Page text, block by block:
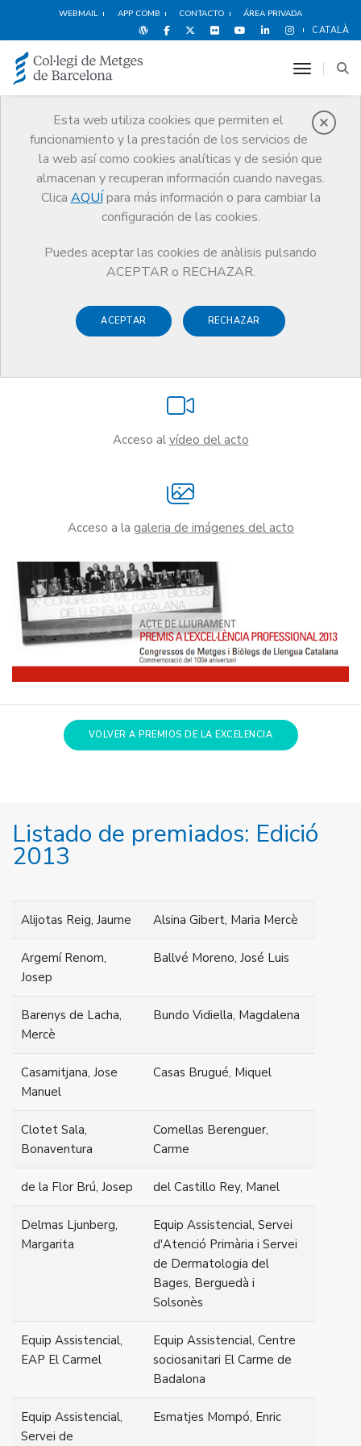
WEBMAIL APP COMB CONTACTO ÁREA PRIVADA
CATALÀ
Esta web utiliza cookies que permiten el
funcionamiento y la prestación de los servicios de
la web así como cookies analíticas y de sesión que
almacenan y recuperan información cuando navegas.
Clica AQUÍ para más información o para cambiar la
configuración de las cookies.
Puedes aceptar las cookies de anàlisis pulsando
ACEPTAR o RECHAZAR.
ACEPTAR RECHAZAR
toggle
Premios
El CoMB Premios Edició 2013
Premios Edició 2013
Acceso al vídeo del acto
Acceso a la galeria de imágenes del acto
VOLVER A PREMIOS DE LA EXCELENCIA
Listado de premiados: Edició
2013
Alijotas Reig, Jaume Alsina Gibert, Maria Mercè
Argemí Renom,
Josep
Ballvé Moreno, José Luis
Barenys de Lacha,
Mercè
Bundo Vidiella, Magdalena
Casamitjana, Jose
Manuel
Casas Brugué, Miquel
Clotet Sala,
Bonaventura
Comellas Berenguer,
Carme
de la Flor Brú, Josep del Castillo Rey, Manel
Delmas Ljunberg,
Margarita
Equip Assistencial, Servei
d'Atenció Primària i Servei
de Dermatologia del
Bages, Berguedà i
Solsonès
Equip Assistencial,
EAP El Carmel
Equip Assistencial, Centre
sociosanitari El Carme de
Badalona
Equip Assistencial,
Servei de
Esmatjes Mompó, Enric